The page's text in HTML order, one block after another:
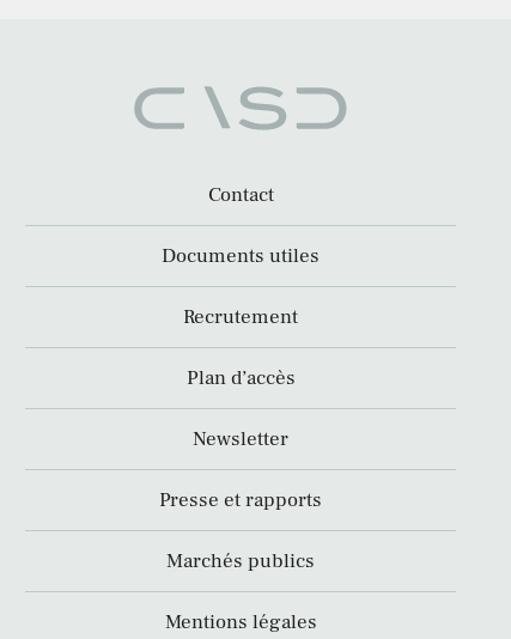
Contact
Documents utiles
Recrutement
Plan d’accès
Newsletter
Presse et rapports
Marchés publics
Mentions légales